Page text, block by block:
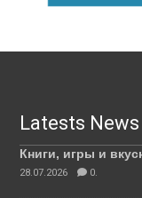
Latests News
Книги, игры и
28.07.2026 0.